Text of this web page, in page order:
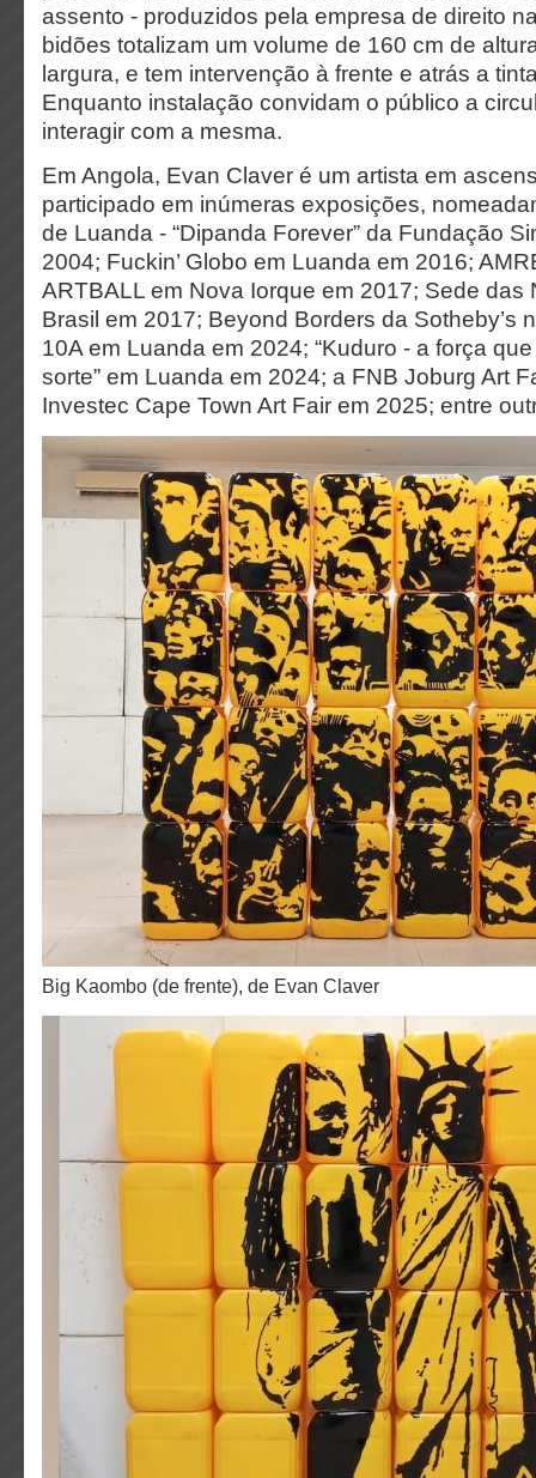
assento - produzidos pela empresa de direito
bidões totalizam um volume de 160 cm de
largura, e tem intervenção à frente e atrás a
Enquanto instalação convidam o público a
interagir com a mesma.
Em Angola, Evan Claver é um artista em
participado em inúmeras exposições,
de Luanda - “Dipanda Forever” da Fundação
2004; Fuckin’ Globo em Luanda em 2016;
ARTBALL em Nova Iorque em 2017; Sede das
Brasil em 2017; Beyond Borders da Sotheby’s
10A em Luanda em 2024; “Kuduro - a força
sorte” em Luanda em 2024; a FNB Joburg Art
Investec Cape Town Art Fair em 2025; entre
Big Kaombo (de frente), de Evan Claver